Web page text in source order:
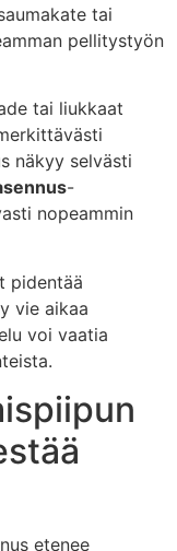
tai
pellitystyön
tai liukkaat
näkyy selvästi
-
nopeammin
pidentää
vie aikaa
voi vaatia
etenee